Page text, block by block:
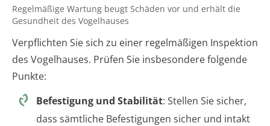
Regelmäßige Wartung beugt Schäden vor und erhält die
Gesundheit des Vogelhauses
Verpflichten Sie sich zu einer regelmäßigen Inspektion
des Vogelhauses. Prüfen Sie insbesondere folgende
Punkte:
Befestigung und Stabilität: Stellen Sie sicher,
dass sämtliche Befestigungen sicher und intakt